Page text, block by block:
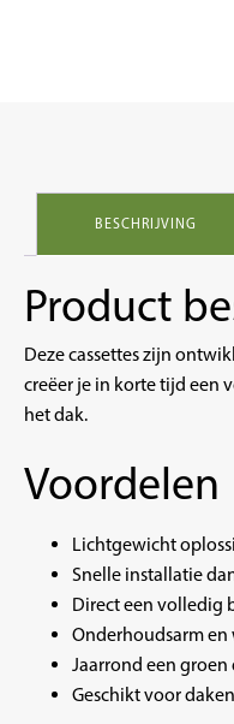
BESCHRIJVING
Product
Deze cassettes zijn
creëer je in korte tijd een
het dak.
Voordelen
Lichtgewicht
Snelle installatie
Direct een volledig
Onderhoudsarm
Jaarrond een groen
Geschikt voor